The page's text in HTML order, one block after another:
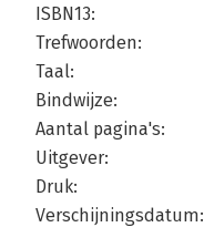
ISBN13:
Trefwoorden:
Taal:
Bindwijze:
Aantal pagina's:
Uitgever:
Druk:
Verschijningsdatum: